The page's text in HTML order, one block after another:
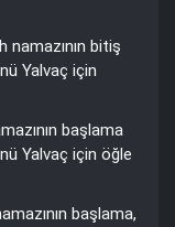
namazının bitiş
Yalvaç için
başlama
Yalvaç için öğle
başlama,